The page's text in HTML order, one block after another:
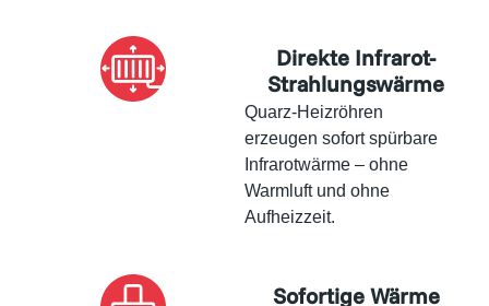
Direkte Infrarot-
Strahlungswärme
Quarz-Heizröhren
erzeugen sofort spürbare
Infrarotwärme – ohne
Warmluft und ohne
Aufheizzeit.
Sofortige Wärme